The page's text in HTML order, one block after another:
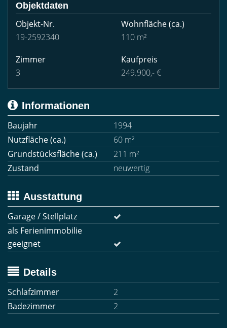
Objektdaten
Objekt-Nr.
19-2592340
Wohnfläche(ca.)
110 m²
Zimmer
3
Kaufpreis
249.900,- €
Informationen
Baujahr
1994
Nutzfläche (ca.)
60 m²
Grundstücksfläche (ca.)
211 m²
Zustand
neuwertig
Ausstattung
Garage / Stellplatz
als Ferienimmobilie
geeignet
Details
Schlafzimmer
2
Badezimmer
2